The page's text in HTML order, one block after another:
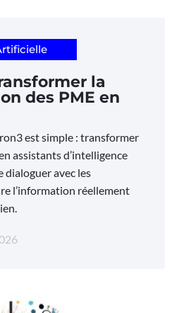
la
des PME en
est simple : transformer
assistants d’intelligence
dialoguer avec les
l’information réellement